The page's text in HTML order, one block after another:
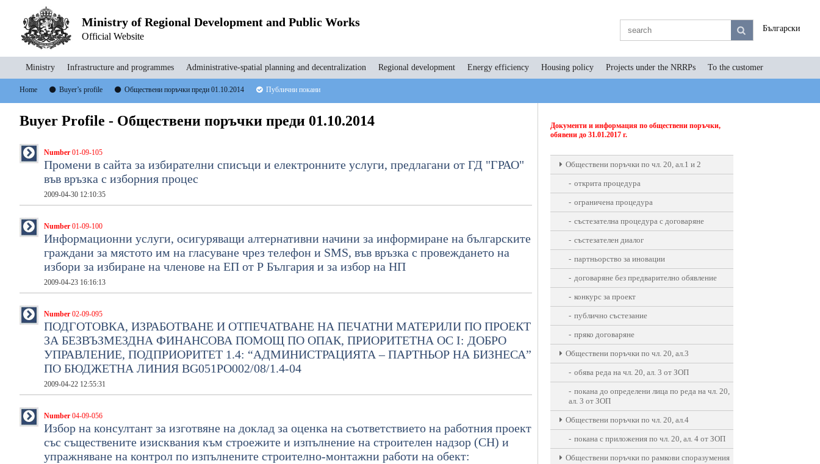
Ministry of Regional Development and Public Works
Official Website
Български
Ministry Infrastructure and programmes Administrative-spatial planning and decentralization Regional development Energy efficiency Housing policy Projects under the NRRPs To the customer
Home Buyer’s profile Обществени поръчки преди 01.10.2014 Публични покани
Buyer Profile - Обществени поръчки преди 01.10.2014
Number 01-09-105
Промени в сайта за избирателни списъци и електронните услуги, предлагани от ГД "ГРАО"
във връзка с изборния процес
2009-04-30 12:10:35
Number 01-09-100
Информационни услуги, осигуряващи алтернативни начини за информиране на българските
граждани за мястото им на гласуване чрез телефон и SMS, във връзка с провеждането на
избори за избиране на членове на EП от Р България и за избор на НП
2009-04-23 16:16:13
Number 02-09-095
ПОДГОТОВКА, ИЗРАБОТВАНЕ И ОТПЕЧАТВАНЕ НА ПЕЧАТНИ МАТЕРИЛИ ПО ПРОЕКТ
ЗА БЕЗВЪЗМЕЗДНА ФИНАНСОВА ПОМОЩ ПО ОПАК, ПРИОРИТЕТНА ОС I: ДОБРО
УПРАВЛЕНИЕ, ПОДПРИОРИТЕТ 1.4: “АДМИНИСТРАЦИЯТА – ПАРТНЬОР НА БИЗНЕСА”
ПО БЮДЖЕТНА ЛИНИЯ BG051PO002/08/1.4-04
2009-04-22 12:55:31
Number 04-09-056
Избор на консултант за изготвяне на доклад за оценка на съответствието на работния проект
със съществените изисквания към строежите и изпълнение на строителен надзор (СН) и
упражняване на контрол по изпълнените строително-монтажни работи на обект:
Документи и информация по обществени поръчки,
обявени до 31.01.2017 г.
Oбществени поръчки по чл. 20, ал.1 и 2
открита процедура
ограничена процедура
състезателна процедура с договаряне
състезателен диалог
партньорство за иновации
договаряне без предварително обявление
конкурс за проект
публично състезание
пряко договаряне
Oбществени поръчки по чл. 20, ал.3
обява реда на чл. 20, ал. 3 от ЗОП
покана до определени лица по реда на чл. 20,
ал. 3 от ЗОП
Oбществени поръчки по чл. 20, ал.4
покана с приложения по чл. 20, ал. 4 от ЗОП
Обществени поръчки по рамкови споразумения